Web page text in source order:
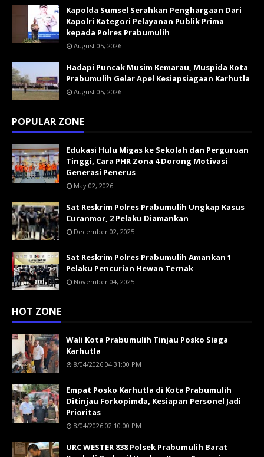
Kapolda Sumsel Serahkan Penghargaan Dari
Kapolri Kategori Pelayanan Publik Prima
kepada Polres Prabumulih
August 05, 2026
Hadapi Puncak Musim Kemarau, Muspida Kota
Prabumulih Gelar Apel Kesiapsiagaan Karhutla
August 05, 2026
POPULAR ZONE
Edukasi Hulu Migas ke Sekolah dan Perguruan
Tinggi, Cara PHR Zona 4 Dorong Motivasi
Generasi Penerus
May 02, 2026
Sat Reskrim Polres Prabumulih Ungkap Kasus
Curanmor, 2 Pelaku Diamankan
December 02, 2025
Sat Reskrim Polres Prabumulih Amankan 1
Pelaku Pencurian Hewan Ternak
November 04, 2025
HOT ZONE
Wali Kota Prabumulih Tinjau Posko Siaga
Karhutla
8/04/2026 04:31:00 PM
Empat Posko Karhutla di Kota Prabumulih
Ditinjau Forkopimda, Kesiapan Personel Jadi
Prioritas
8/04/2026 02:10:00 PM
URC WESTER 838 Polsek Prabumulih Barat